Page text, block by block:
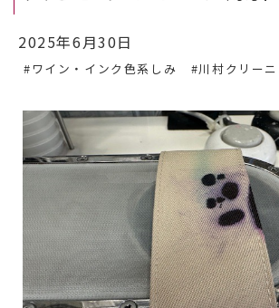
2025年6月30日
#ワイン・インク色系しみ #川村クリー